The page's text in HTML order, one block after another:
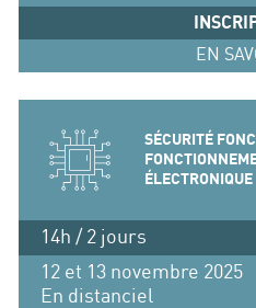
EN
SÉCURITÉ
ÉLECTRONIQUE
14h / 2 jours
12 et 13 novembre 2025
En distanciel